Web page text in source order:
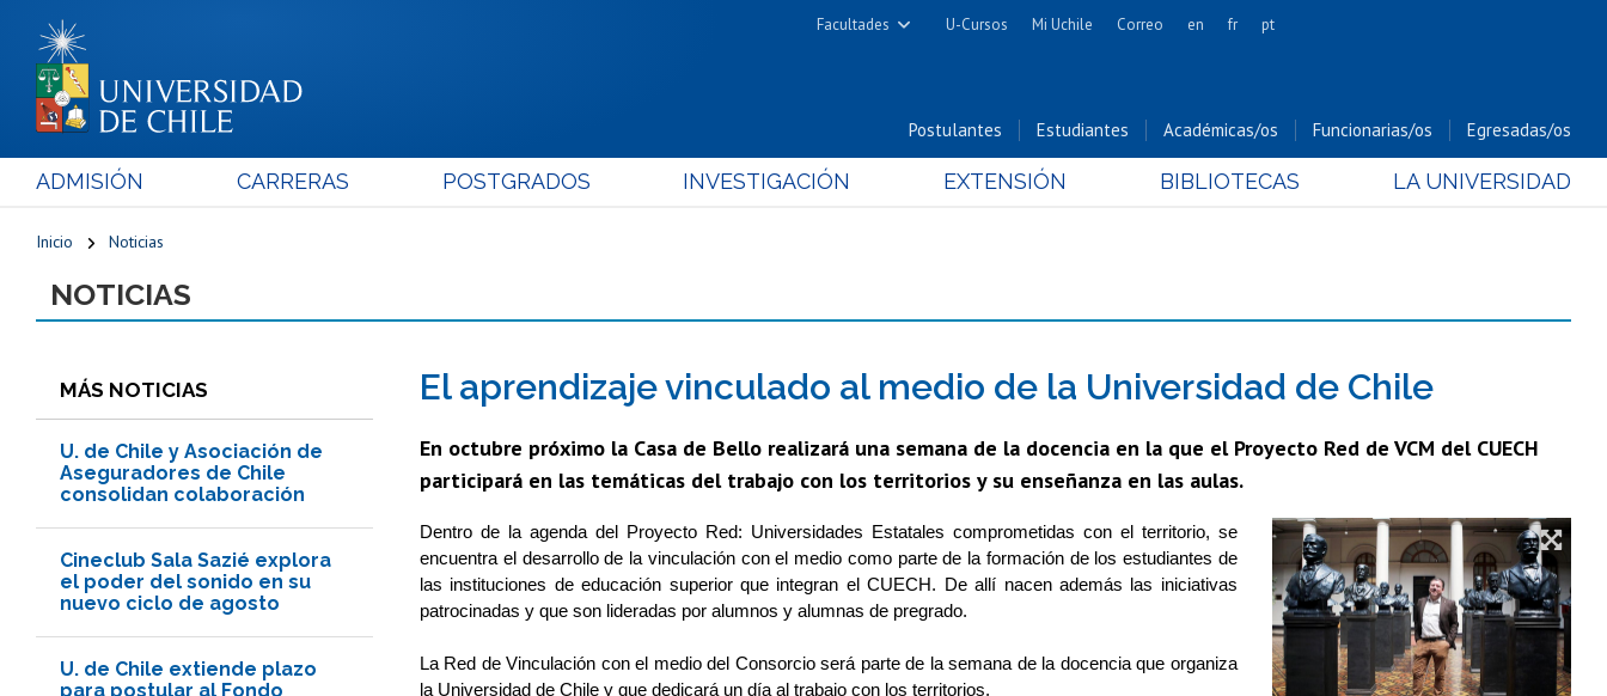
Facultades
Cs. Físicas y Matemáticas
Cs. Forestales y Conservación
Cs. Químicas y Farmacéuticas
Cs. Sociales
Estudios Avanzados en Educación
Estudios Internacionales
Alimentos
Hospital Clínico
U-Cursos Mi Uchile Correo en fr pt
Postulantes Estudiantes Académicas/os Funcionarias/os Egresadas/os
ADMISIÓN CARRERAS POSTGRADOS INVESTIGACIÓN EXTENSIÓN BIBLIOTECAS LA UNIVERSIDAD
Inicio Noticias
NOTICIAS
MÁS NOTICIAS
U. de Chile y Asociación de
Aseguradores de Chile
consolidan colaboración
Cineclub Sala Sazié explora
el poder del sonido en su
nuevo ciclo de agosto
U. de Chile extiende plazo
para postular al Fondo
El aprendizaje vinculado al medio de la Universidad de Chile
En octubre próximo la Casa de Bello realizará una semana de la docencia en la que el Proyecto Red de VCM del CUECH
participará en las temáticas del trabajo con los territorios y su enseñanza en las aulas.
Dentro de la agenda del Proyecto Red: Universidades Estatales comprometidas con el territorio, se
encuentra el desarrollo de la vinculación con el medio como parte de la formación de los estudiantes de
las instituciones de educación superior que integran el CUECH. De allí nacen además las iniciativas
patrocinadas y que son lideradas por alumnos y alumnas de pregrado.
La Red de Vinculación con el medio del Consorcio será parte de la semana de la docencia que organiza
la Universidad de Chile y que dedicará un día al trabajo con los territorios.